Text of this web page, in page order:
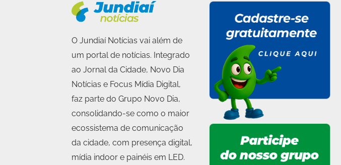
O Jundiaí Notícias vai além de
um portal de notícias. Integrado
ao Jornal da Cidade, Novo Dia
Notícias e Focus Mídia Digital,
faz parte do Grupo Novo Dia,
consolidando-se como o maior
ecossistema de comunicação
da cidade, com presença digital,
mídia indoor e painéis em LED.